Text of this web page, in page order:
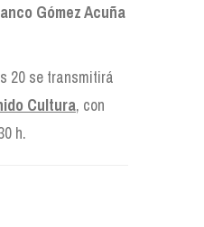
Gómez Acuña
20 se transmitirá
Cultura, con
h.